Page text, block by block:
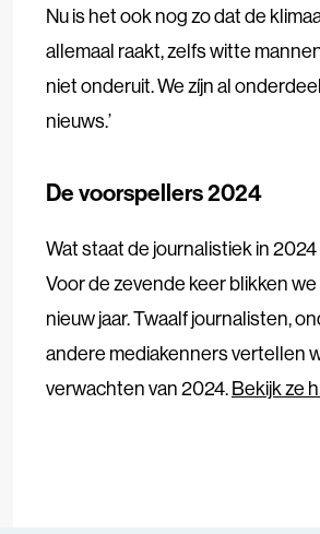
Nu is het ook nog zo dat de
allemaal raakt, zelfs witte
niet onderuit. We zíjn al
nieuws.’
De voorspellers 2024
Wat staat de journalistiek in
Voor de zevende keer blikken
nieuw jaar. Twaalf journalisten,
andere mediakenners vertellen
verwachten van 2024.Bekijk ze